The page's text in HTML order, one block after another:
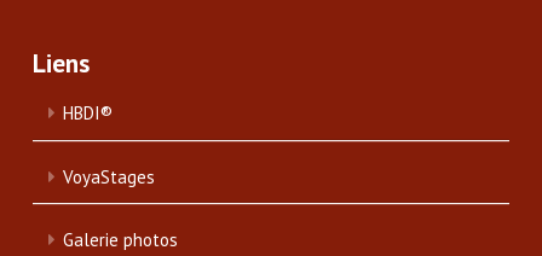
Liens
HBDI®
VoyaStages
Galerie photos